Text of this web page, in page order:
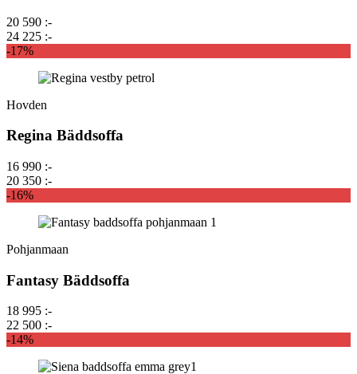
20 590 :-
24 225 :-
-17%
Hovden
Regina Bäddsoffa
16 990 :-
20 350 :-
-16%
Pohjanmaan
Fantasy Bäddsoffa
18 995 :-
22 500 :-
-14%